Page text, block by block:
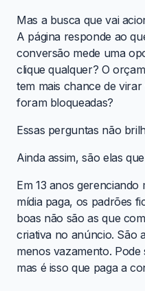
Mas a busca que vai
A página responde ao
conversão mede uma
clique qualquer? O
tem mais chance de
foram bloqueadas?
Essas perguntas não
Ainda assim, são elas
Em 13 anos gerenciando
mídia paga, os padrões
boas não são as que
criativa no anúncio. São
menos vazamento.
mas é isso que paga a